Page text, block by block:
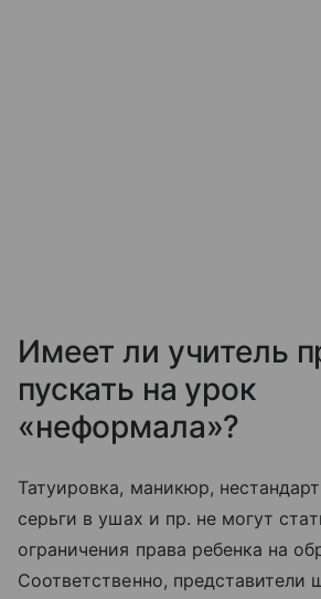
Имеет ли учитель
пускать на урок
«неформала»?
Татуировка, маникюр,
серьги в ушах и пр. не могут
ограничения права ребенка на
Соответственно, представители